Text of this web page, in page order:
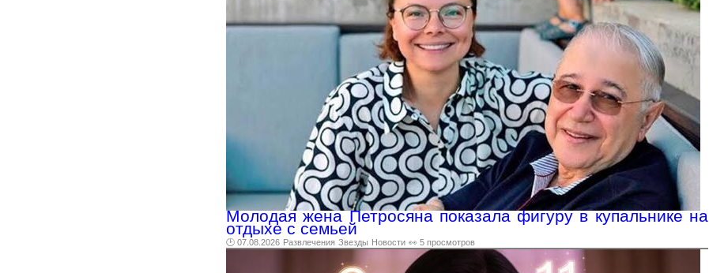
Молодая жена Петросяна показала фигуру в купальнике на
отдыхе с семьей
🕑 07.08.2026 Развлечения Звезды Новости 👀 5 просмотров